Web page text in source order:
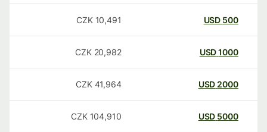
500
USD
10,491
CZK
1000
USD
20,982
CZK
2000
USD
41,964
CZK
5000
USD
104,910
CZK